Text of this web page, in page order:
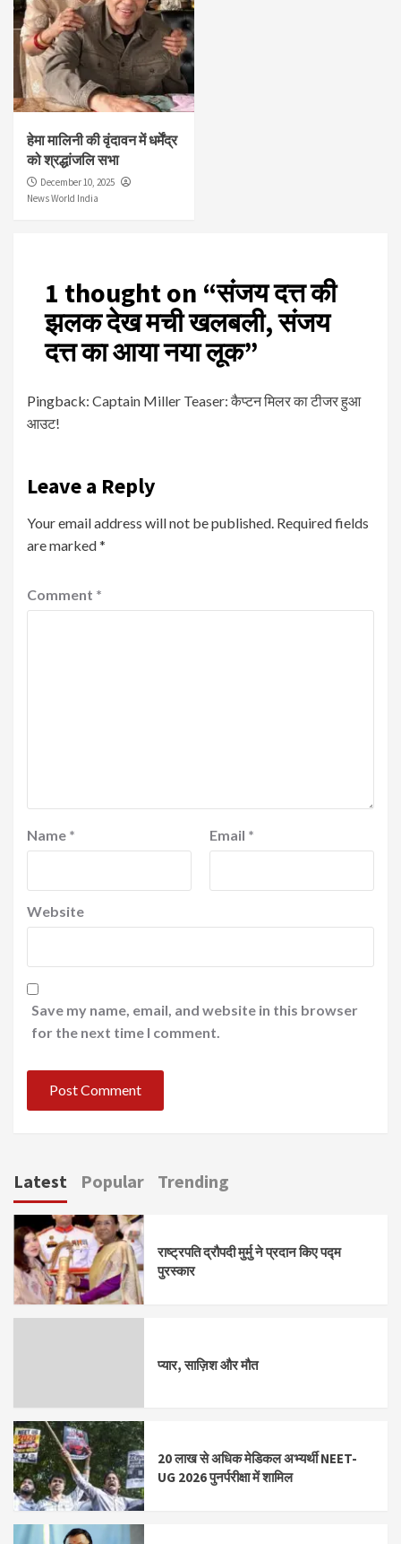
हेमा मालिनी की वृंदावन में धर्मेंद्र
को श्रद्धांजलि सभा
December 10, 2025
News World India
1 thought on “संजय दत्त की
झलक देख मची खलबली, संजय
दत्त का आया नया लूक”
Pingback: Captain Miller Teaser: कैप्टन मिलर का टीजर हुआ
आउट!
Leave a Reply
Your email address will not be published. Required fields
are marked*
Comment *
Name * Email *
Website
Save my name, email, and website in this browser
for the next time I comment.
Latest Popular Trending
राष्ट्रपति द्रौपदी मुर्मु ने प्रदान किए पद्म
पुरस्कार
प्यार, साज़िश और मौत
20 लाख से अधिक मेडिकल अभ्यर्थी NEET-
UG 2026 पुनर्परीक्षा में शामिल